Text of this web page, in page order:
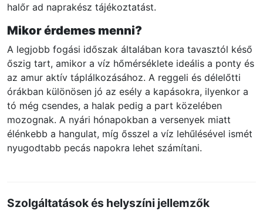
halőr ad naprakész tájékoztatást.
Mikor érdemes menni?
A legjobb fogási időszak általában kora tavasztól késő
őszig tart, amikor a víz hőmérséklete ideális a ponty és
az amur aktív táplálkozásához. A reggeli és délelőtti
órákban különösen jó az esély a kapásokra, ilyenkor a
tó még csendes, a halak pedig a part közelében
mozognak. A nyári hónapokban a versenyek miatt
élénkebb a hangulat, míg ősszel a víz lehűlésével ismét
nyugodtabb pecás napokra lehet számítani.
Szolgáltatások és helyszíni jellemzők